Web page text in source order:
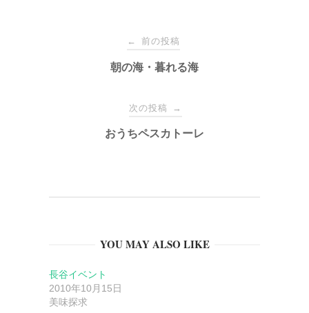
ョ
← 前の投稿
朝の海・暮れる海
次の投稿 →
おうちペスカトーレ
YOU MAY ALSO LIKE
長谷イベント
2010年10月15日
美味探求